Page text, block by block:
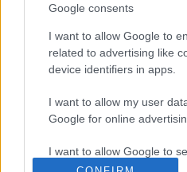
Google consents
I want to allow Google to
related to advertising like
device identifiers in apps.
I want to allow my user
Google for online
I want to allow Google to
personalized advertising.
2022. október. 07. 05:49
polgármester, de mintegy húsz
az Ipari Park bővítéséről
HAJTÓ PÉTER FIDESZES
AKKUMULÁTORGYÁR-
Már két fideszes képviselő is van
egy akkumulátorgyár építését